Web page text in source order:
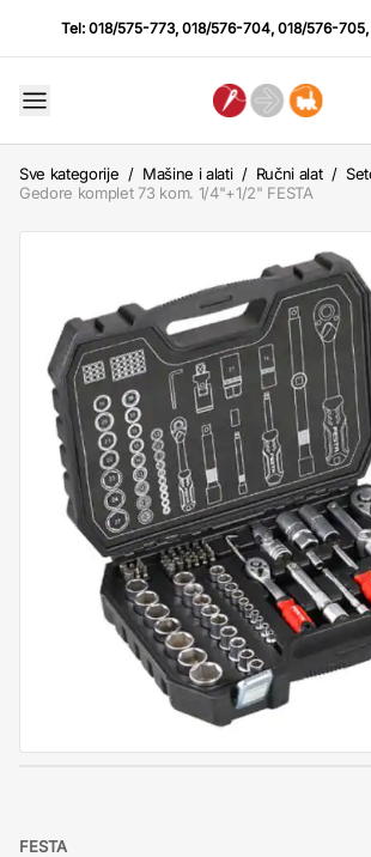
Tel:018/575-773,018/576-704,018/576-705
Sve kategorije / Mašine i alati / Ručni alat /
Gedore komplet 73 kom. 1/4"+1/2" FESTA
FESTA